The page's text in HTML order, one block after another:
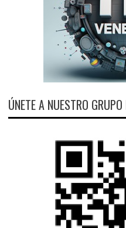
ÚNETE A NUESTRO